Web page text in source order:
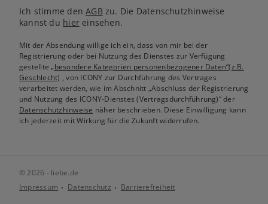
Ich stimme denAGB zu. Die Datenschutzhinweise
kannst du hiereinsehen.
Mit der Absendung willige ich ein, dass von mir bei der
Registrierung oder bei Nutzung des Dienstes zur Verfügung
gestellte„besondere Kategorien personenbezogener Daten“(z.B.
Geschlecht) , von ICONY zur Durchführung des Vertrages
verarbeitet werden, wie im Abschnitt „Abschluss der Registrierung
und Nutzung des ICONY-Dienstes (Vertragsdurchführung)“ der
Datenschutzhinweise näher beschrieben. Diese Einwilligung kann
ich jederzeit mit Wirkung für die Zukunft widerrufen.
© 2026 - liebe.de
Impressum
Datenschutz Barrierefreiheit